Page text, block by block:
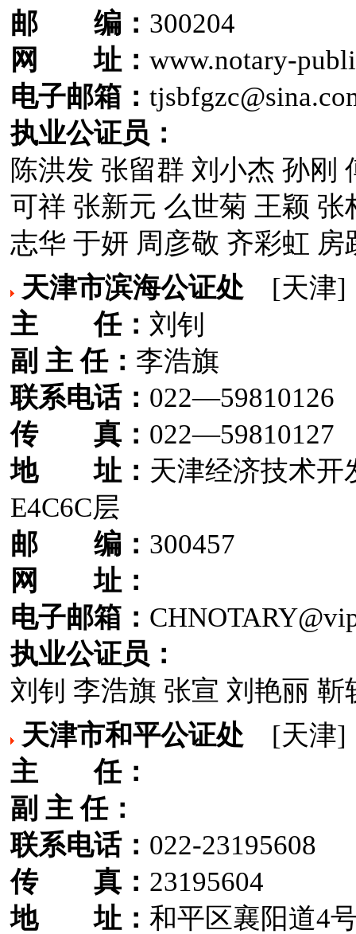
邮 编： 300204
网 址： www.notary-
电子邮箱：
执业公证员：
陈洪发 张留群 刘小杰 孙刚
可祥 张新元 么世菊 王颖
志华 于妍 周彦敬 齐彩虹 房
天津市滨海公证处 [天津]
主 任： 刘钊
副 主 任： 李浩旗
联系电话： 022—59810126
传 真： 022—59810127
地 址： 天津经济技术开
E4C6C层
邮 编： 300457
网 址：
电子邮箱：
执业公证员：
刘钊 李浩旗 张宣 刘艳丽 靳
天津市和平公证处 [天津]
主 任：
副 主 任：
联系电话： 022-23195608
传 真： 23195604
地 址： 和平区襄阳道4